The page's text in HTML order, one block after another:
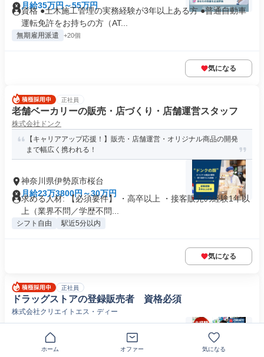
月給35万円～55万円
資格 ●土木施工管理の実務経験が3年以上ある方 ●普通自動車
運転免許をお持ちの方（AT...
無期雇用派遣 +20個
気になる
正社員
老舗ベーカリーの販売・店づくり・店舗運営スタッフ
株式会社ドンク
【キャリアアップ応援！】販売・店舗運営・オリジナル商品の開発
まで幅広く携われる！
神奈川県伊勢原市桜台
月給23万3800円～30万円
求める人材: 【必須要件】 ・高卒以上 ・接客販売の経験1年以
上（業界不問／学歴不問...
シフト自由 駅近5分以内
気になる
正社員
ドラッグストアの登録販売者 資格必須
株式会社クリエイトエス・ディー
神奈川県伊勢原市
月給22万円～33万円
ホーム オファー 気になる